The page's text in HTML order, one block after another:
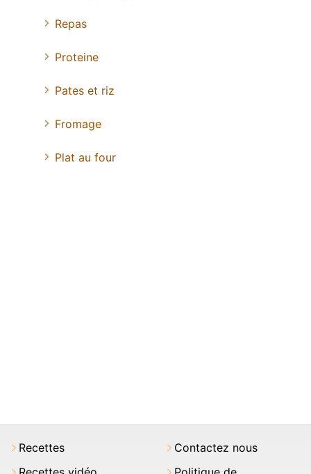
Repas
Proteine
Pates et riz
Fromage
Plat au four
Recettes
Contactez nous